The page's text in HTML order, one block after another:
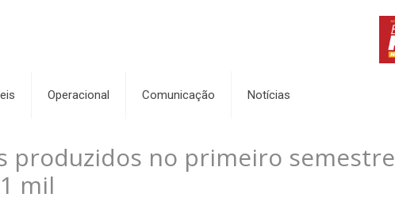
Operacional Comunicação Notícias
produzidos no primeiro semestre
mil